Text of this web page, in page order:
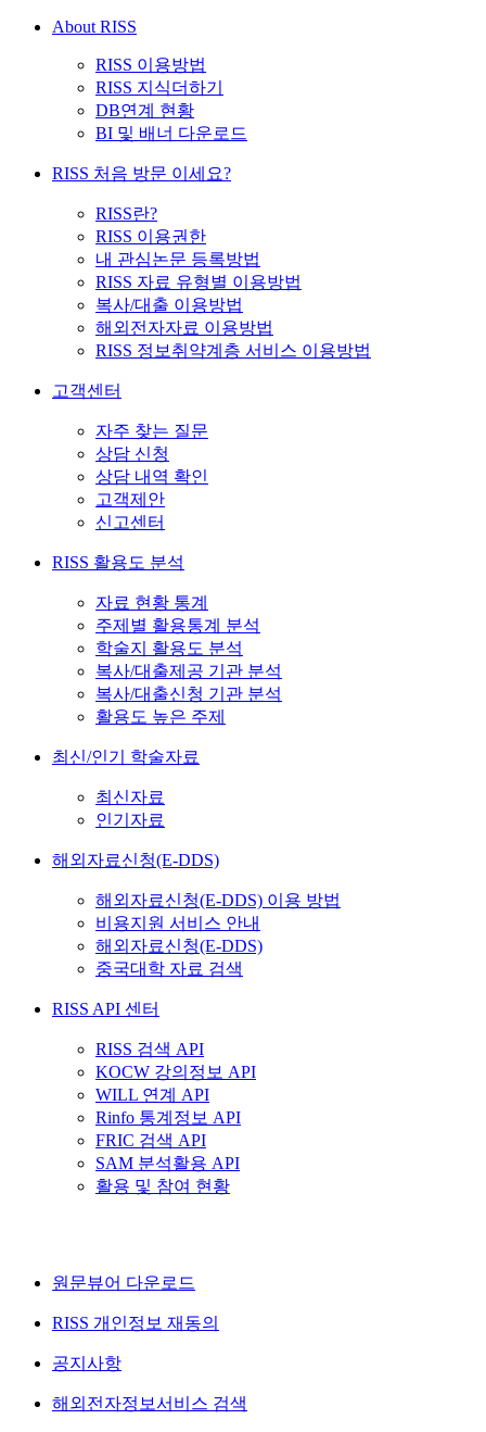
About RISS
RISS 이용방법
RISS 지식더하기
DB연계 현황
BI 및 배너 다운로드
RISS 처음 방문 이세요?
RISS란?
RISS 이용권한
내 관심논문 등록방법
RISS 자료 유형별 이용방법
복사/대출 이용방법
해외전자자료 이용방법
RISS 정보취약계층 서비스 이용방법
고객센터
자주 찾는 질문
상담 신청
상담 내역 확인
고객제안
신고센터
RISS 활용도 분석
자료 현황 통계
주제별 활용통계 분석
학술지 활용도 분석
복사/대출제공 기관 분석
복사/대출신청 기관 분석
활용도 높은 주제
최신/인기 학술자료
최신자료
인기자료
해외자료신청(E-DDS)
해외자료신청(E-DDS) 이용 방법
비용지원 서비스 안내
해외자료신청(E-DDS)
중국대학 자료 검색
RISS API 센터
RISS 검색 API
KOCW 강의정보 API
WILL 연계 API
Rinfo 통계정보 API
FRIC 검색 API
SAM 분석활용 API
활용 및 참여 현황
원문뷰어 다운로드
RISS 개인정보 재동의
공지사항
해외전자정보서비스 검색